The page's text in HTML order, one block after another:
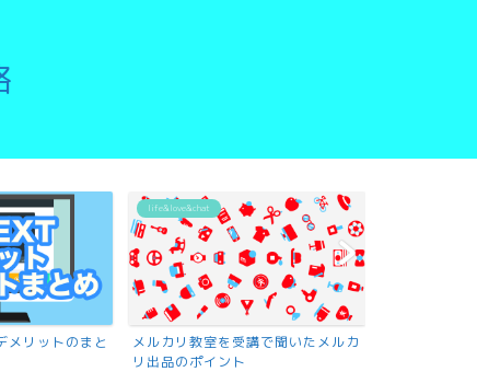
メリットのまと
life&love&chat
メルカリ教室を受講で聞いたメルカ
リ出品のポイント